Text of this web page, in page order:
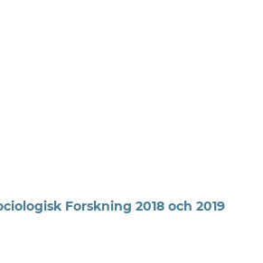
Forskning 2018 och 2019